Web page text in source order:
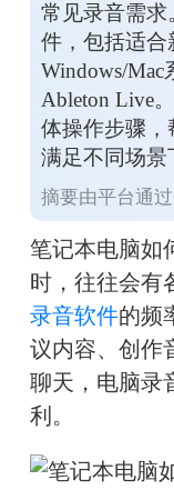
常见录音需求
件，包括适合
Windows/
Ableton Live
体操作步骤，
满足不同场景
摘要由平台通
笔记本电脑如
时，往往会有
录音软件的频
议内容、创作
聊天，电脑录
利。